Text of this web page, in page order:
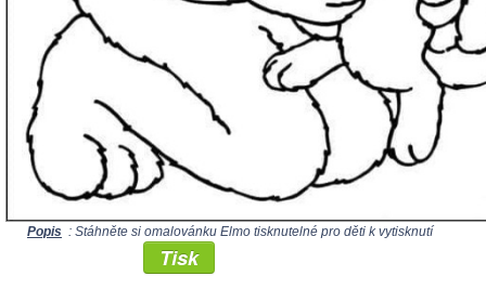
Popis : Stáhněte si omalovánku Elmo tisknutelné pro děti k vytisknutí
Tisk